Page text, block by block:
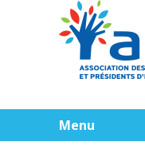
Menu